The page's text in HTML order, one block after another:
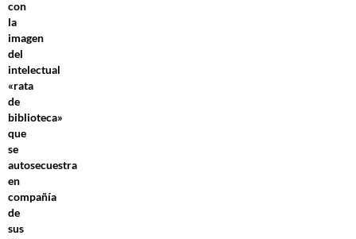
con
la
imagen
del
intelectual
«rata
de
biblioteca»
que
se
autosecuestra
en
compañía
de
sus